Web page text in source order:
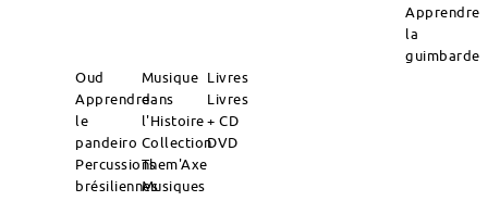
Apprendre
la
guimbarde
Oud
Apprendre
le
pandeiro
Percussions
brésiliennes
Musique
dans
l'Histoire
Collection
Them'Axe
Musiques
Livres
Livres
+ CD
DVD